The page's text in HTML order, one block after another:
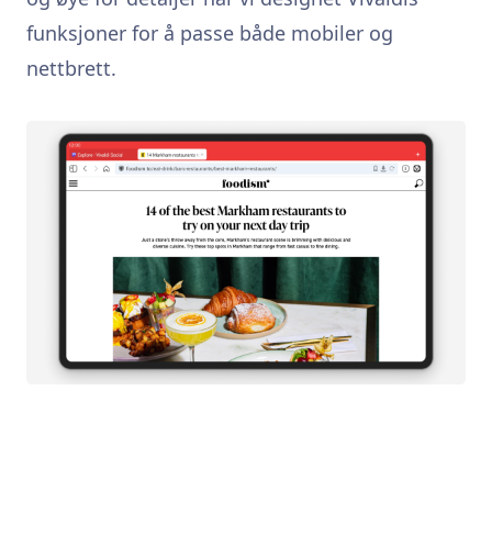
funksjoner for å passe både mobiler og
nettbrett.